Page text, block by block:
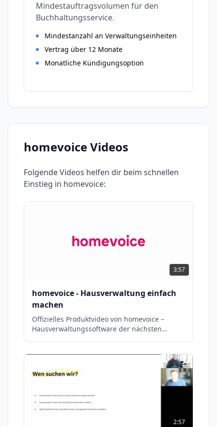
Mindestauftragsvolumen für den
Buchhaltungsservice.
Mindestanzahl an Verwaltungseinheiten
Vertrag über 12 Monate
Monatliche Kündigungsoption
homevoiceVideos
Folgende Videos helfen dir beim schnellen
Einstieg in homevoice:
3:57
homevoice - Hausverwaltung einfach
machen
Offizielles Produktvideo von homevoice –
Hausverwaltungssoftware der nächsten
2:57